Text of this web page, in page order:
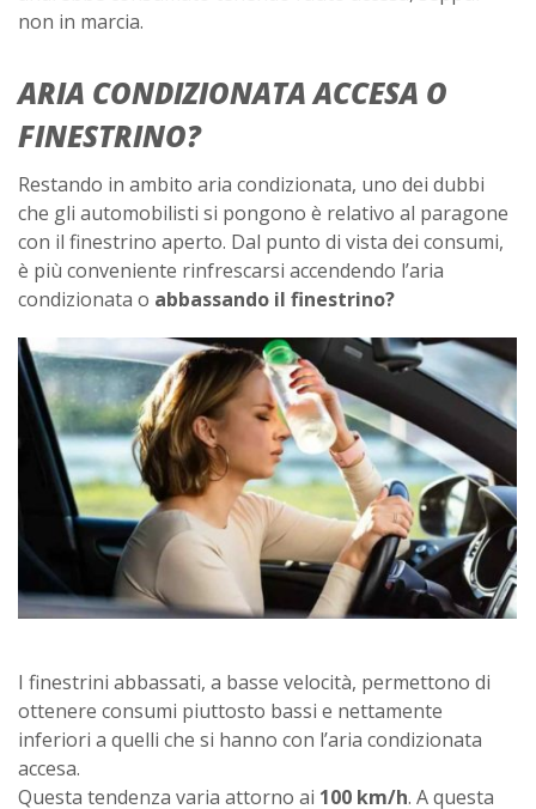
non in marcia.
ARIA CONDIZIONATA ACCESA O
FINESTRINO?
Restando in ambito aria condizionata, uno dei dubbi
che gli automobilisti si pongono è relativo al paragone
con il finestrino aperto. Dal punto di vista dei consumi,
è più conveniente rinfrescarsi accendendo l’aria
condizionata o abbassando il finestrino?
I finestrini abbassati, a basse velocità, permettono di
ottenere consumi piuttosto bassi e nettamente
inferiori a quelli che si hanno con l’aria condizionata
accesa.
Questa tendenza varia attorno ai 100 km/h. A questa